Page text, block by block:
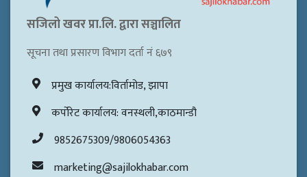
सजिलो खवर प्रा.लि. द्वारा सञ्चालित
सूचना तथा प्रसारण विभाग दर्ता नं ६७९
प्रमुख कार्यालय:विर्तामोड, झापा
कर्पोरेट कार्यालय: वनस्थली,काठमान्डौ
9852675309/9806054363
marketing@sajilokhabar.com